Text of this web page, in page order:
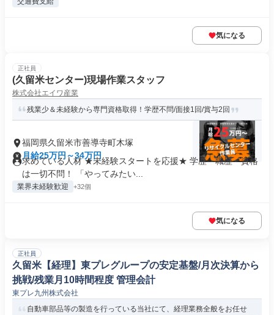
気になる
正社員
(久留米センター)現場作業スタッフ
株式会社エイワ産業
残業少＆未経験から専門資格取得！学歴不問/面接1回/賞与2回
福岡県久留米市善導寺町木塚
月給25万円～34万円
求めている人材 ★未経験スタートを応援★ 学歴・職歴・資格
は一切不問！ 「やってみたい...
業界未経験歓迎 +32個
気になる
正社員
久留米【経理】東プレグループの安定基盤/月次決算から
挑戦/残業月10時間程度 管理会計
東プレ九州株式会社
自動車部品等の製造を行っている当社にて、経理業務全般をお任せ